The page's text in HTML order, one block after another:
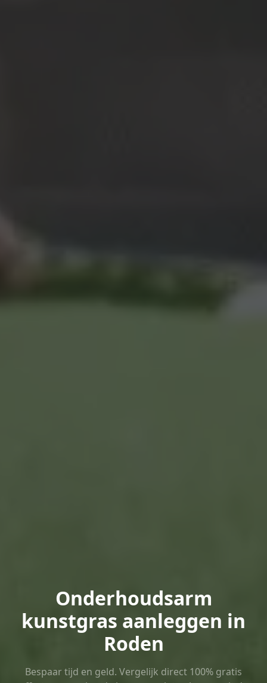
Onderhoudsarm
kunstgras aanleggen in
Roden
Bespaar tijd en geld. Vergelijk direct 100% gratis